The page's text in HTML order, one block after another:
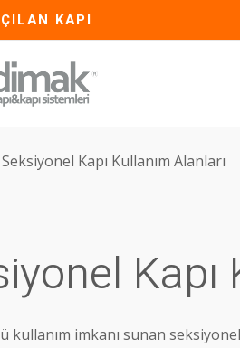
KAPI
Kapı Kullanım Alanları
Kapı
kullanım imkanı sunan